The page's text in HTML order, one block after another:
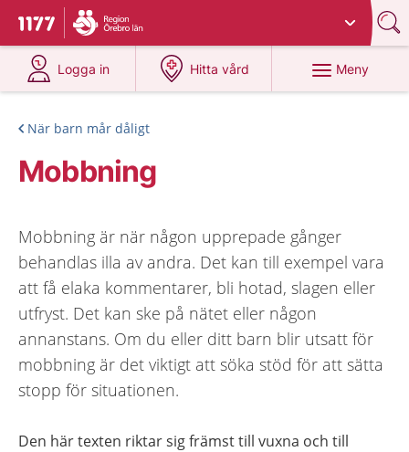
Till startsidan för 1177
Du har valt region
Logga in
på 1177.se
Hitta vård
på 1177.se
Meny
När barn mår dåligt
Mobbning
Mobbning är när någon upprepade gånger
behandlas illa av andra. Det kan till exempel vara
att få elaka kommentarer, bli hotad, slagen eller
utfryst. Det kan ske på nätet eller någon
annanstans. Om du eller ditt barn blir utsatt för
mobbning är det viktigt att söka stöd för att sätta
stopp för situationen.
Den här texten riktar sig främst till vuxna och till